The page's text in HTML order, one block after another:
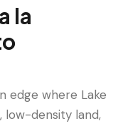
la
edge where Lake
low-density land,